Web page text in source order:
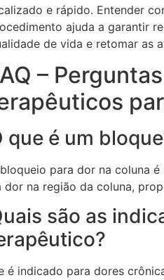
e rápido. Entender
ajuda a garantir
de vida e retomar as
–
que é um
para dor na coluna
dor na região da coluna,
são as
é indicado para dores